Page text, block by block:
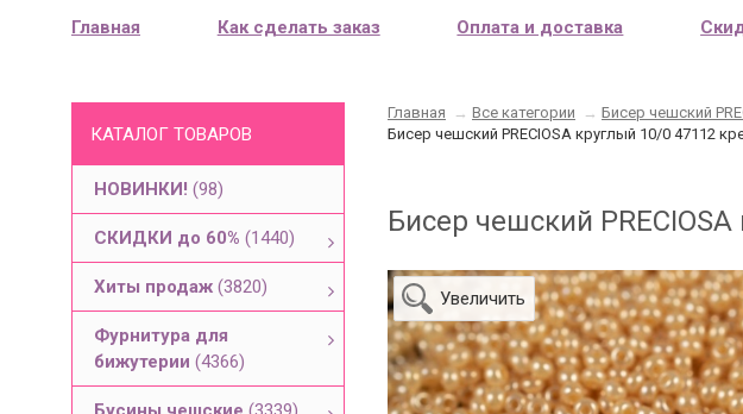
Главная Как сделать заказ Оплата и доставка
КАТАЛОГ ТОВАРОВ
НОВИНКИ! (98)
СКИДКИ до 60% (1440)
Хиты продаж (3820)
Фурнитура для
бижутерии (4366)
Главная → Все категории → Бисер чешский
Бисер чешский PRECIOSA круглый 10/0 47112
Бисер чешский
Увеличить